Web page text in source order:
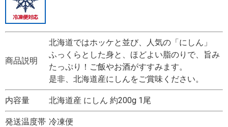
商品説明
北海道ではホッケと並び、人気の「にしん」
ふっくらとした身と、ほどよい脂のりで、旨み
たっぷり！ご飯やお酒がすすみます。
是非、北海道産にしんをご賞味ください。
内容量 北海道産 にしん 約200g 1尾
発送温度帯 冷凍便